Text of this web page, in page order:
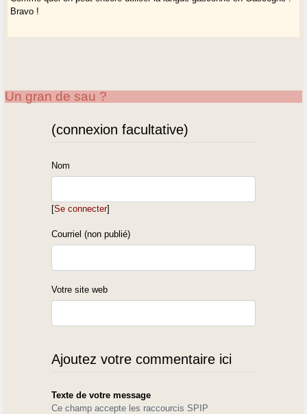
Bravo !
Un gran de sau ?
(connexion facultative)
Nom
[Se connecter]
Courriel (non publié)
Votre site web
Ajoutez votre commentaire ici
Texte de votre message
Ce champ accepte les raccourcis SPIP